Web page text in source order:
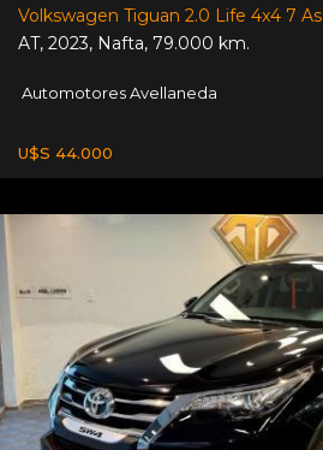
Volkswagen Tiguan 2.0 Life 4x4 7 As
AT, 2023, Nafta, 79.000 km.
Automotores Avellaneda
U$S 44.000